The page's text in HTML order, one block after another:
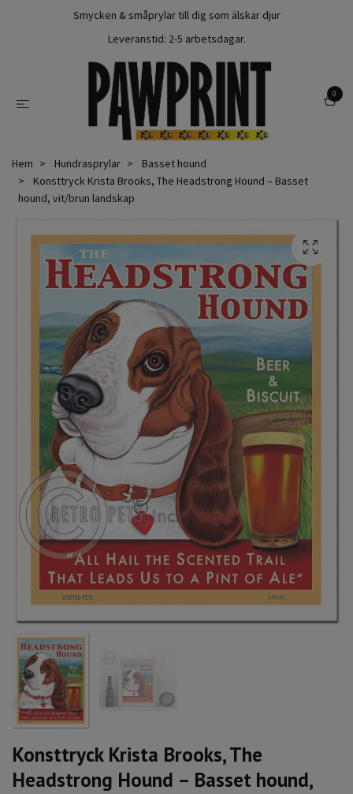
Smycken & småprylar till dig som älskar djur
Leveranstid: 2-5 arbetsdagar.
0
Hem Hundrasprylar
Basset hound
Konsttryck Krista Brooks, The Headstrong Hound – Basset
hound, vit/brun landskap
Konsttryck Krista Brooks, The
Headstrong Hound – Basset hound,